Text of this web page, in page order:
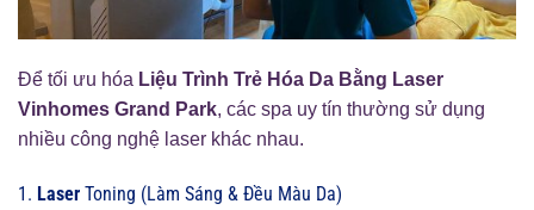
Để tối ưu hóa Liệu Trình Trẻ Hóa Da Bằng Laser
Vinhomes Grand Park, các spa uy tín thường sử dụng
nhiều công nghệ laser khác nhau.
1. Laser Toning (Làm Sáng & Đều Màu Da)